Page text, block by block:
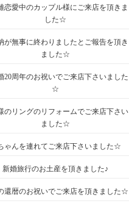
恋愛中のカップル様にご来店を頂きま
した☆
が無事に終わりましたとご報告を頂き
ました☆
20周年のお祝いでご来店下さいました
☆
のリングのリフォームでご来店下さい
ました☆
ゃんを連れてご来店下さいました☆
新婚旅行のお土産を頂きました♪
還暦のお祝いでご来店を頂きました☆